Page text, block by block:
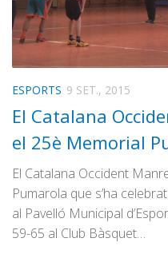
ESPORTS 9 SET., 2015
El Catalana
el 25è Memorial
El Catalana Occident
Pumarola que s’ha
al Pavelló Municipal
59-65 al Club Bàsquet…